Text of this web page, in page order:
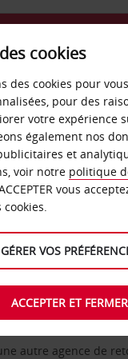
de
autre agence de
cookies
des cookies pour
pour des
votre expérience
également nos
et
voir notre politique
vous
GÉRER VOS
ACCEPTER ET FERMER